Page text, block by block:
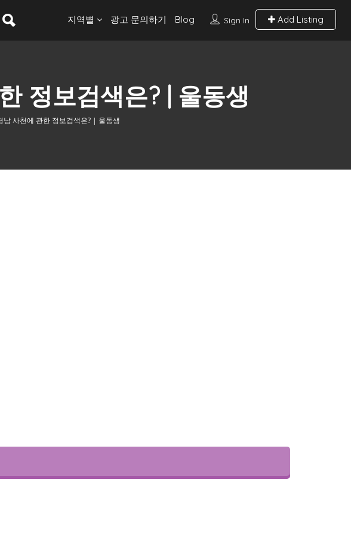
Sign In Add Listing
지역별 광고 문의하기 Blog
정보검색은? | 울동생
사천에 관한 정보검색은? | 울동생